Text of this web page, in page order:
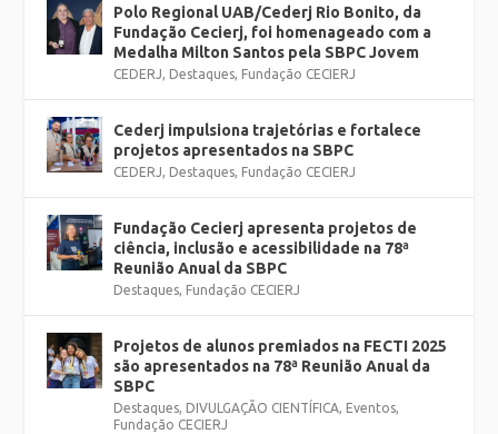
Polo Regional UAB/Cederj Rio Bonito, da
Fundação Cecierj, foi homenageado com a
Medalha Milton Santos pela SBPC Jovem
CEDERJ, Destaques, Fundação CECIERJ
Cederj impulsiona trajetórias e fortalece
projetos apresentados na SBPC
CEDERJ, Destaques, Fundação CECIERJ
Fundação Cecierj apresenta projetos de
ciência, inclusão e acessibilidade na 78ª
Reunião Anual da SBPC
Destaques, Fundação CECIERJ
Projetos de alunos premiados na FECTI 2025
são apresentados na 78ª Reunião Anual da
SBPC
Destaques, DIVULGAÇÃO CIENTÍFICA, Eventos,
Fundação CECIERJ